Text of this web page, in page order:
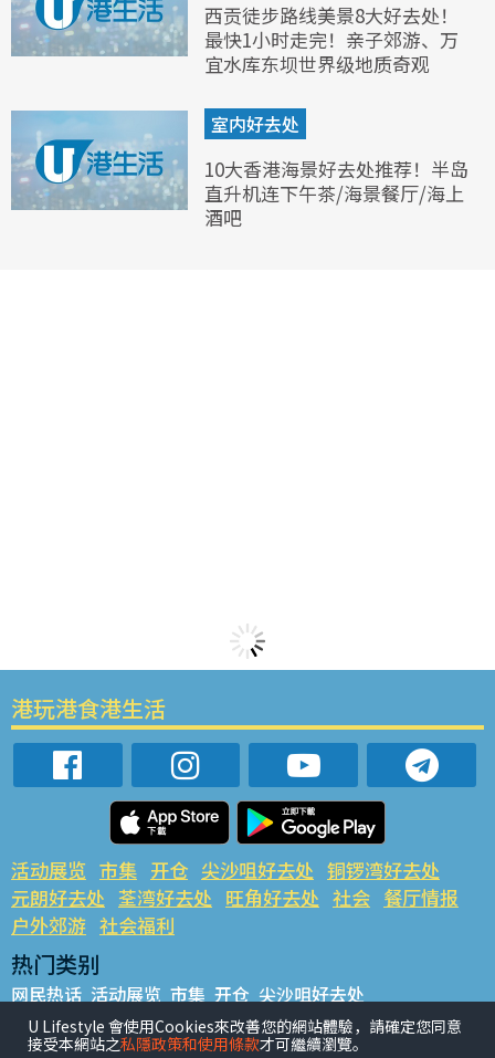
西贡徒步路线美景8大好去处！
最快1小时走完！亲子郊游、万
宜水库东坝世界级地质奇观
室内好去处
10大香港海景好去处推荐！半岛
直升机连下午茶/海景餐厅/海上
酒吧
港玩港食港生活
活动展览 市集 开仓 尖沙咀好去处 铜锣湾好去处
元朗好去处 荃湾好去处 旺角好去处 社会 餐厅情报
户外郊游 社会福利
热门类别
网民热话 活动展览 市集 开仓 尖沙咀好去处
铜锣湾好去处 元朗好去处 荃湾好去处 旺角好去处 社会
餐厅情报 户外郊游
U Lifestyle 會使用Cookies來改善您的網站體驗，請確定您同意
接受本網站之私隱政策和使用條款才可繼續瀏覽。